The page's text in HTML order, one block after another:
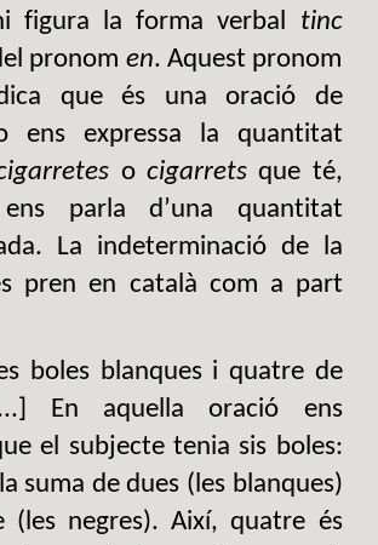
figura la forma verbal tinc
pronom en. Aquest pronom
que és una oració de
ens expressa la quantitat
o cigarretsque té,
parla d’una quantitat
La indeterminació de la
pren en català com a part
boles blanques i quatre de
En aquella oració ens
el subjecte tenia sis boles:
suma de dues (les blanques)
(les negres). Així, quatre és